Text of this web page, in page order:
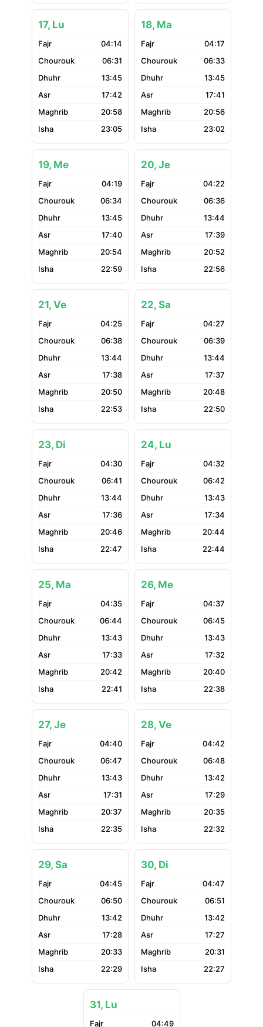
17, Lu
04:14
06:31
13:45
17:42
20:58
23:05
18, Ma
04:17
06:33
13:45
17:41
20:56
23:02
19, Me
04:19
06:34
13:45
17:40
20:54
22:59
20, Je
04:22
06:36
13:44
17:39
20:52
22:56
21, Ve
04:25
06:38
13:44
17:38
20:50
22:53
22, Sa
04:27
06:39
13:44
17:37
20:48
22:50
23, Di
04:30
06:41
13:44
17:36
20:46
22:47
24, Lu
04:32
06:42
13:43
17:34
20:44
22:44
25, Ma
04:35
06:44
13:43
17:33
20:42
22:41
26, Me
04:37
06:45
13:43
17:32
20:40
22:38
27, Je
04:40
06:47
13:43
17:31
20:37
22:35
28, Ve
04:42
06:48
13:42
17:29
20:35
22:32
29, Sa
04:45
06:50
13:42
17:28
20:33
22:29
30, Di
04:47
06:51
13:42
17:27
20:31
22:27
31, Lu
04:49